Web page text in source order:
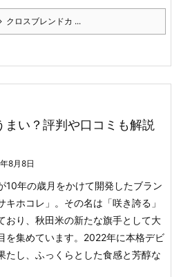
クロスブレンドカ ...
い？評判や口コミも解説
8月8日
10年の歳月をかけて開発したブラン
キホコレ」。 その名は「咲き誇る」
おり、秋田米の新たな旗手として大
を集めています。 2022年に本格デビ
たし、ふっくらとした食感と芳醇な